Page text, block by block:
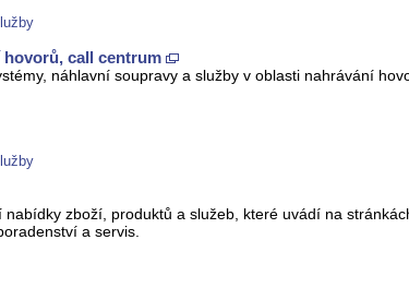
hovorů, call centrum
náhlavní soupravy a služby v oblasti nahrávání
zboží, produktů a služeb, které uvádí na
a servis.